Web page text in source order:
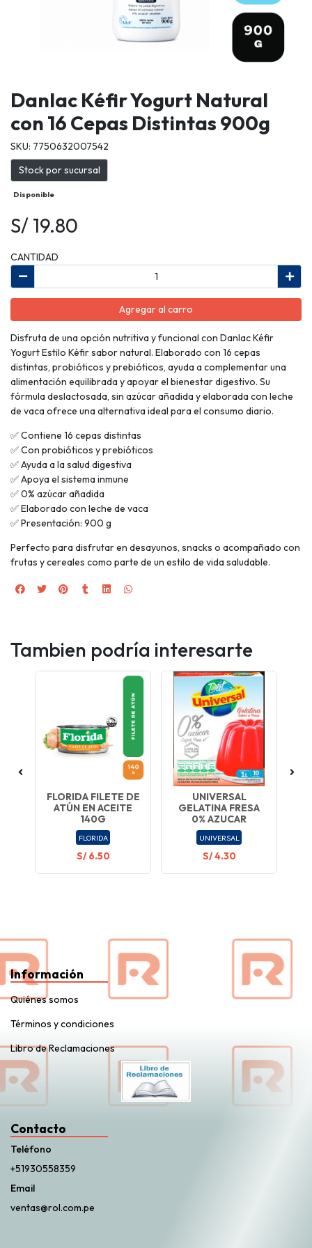
Danlac Kéfir Yogurt Natural
con 16 Cepas Distintas 900g
SKU: 7750632007542
Stock por sucursal
Disponible
S/ 19.80
CANTIDAD
Agregar al carro
Disfruta de una opción nutritiva y funcional con Danlac Kéfir
Yogurt Estilo Kéfir sabor natural. Elaborado con 16 cepas
distintas, probióticos y prebióticos, ayuda a complementar una
alimentación equilibrada y apoyar el bienestar digestivo. Su
fórmula deslactosada, sin azúcar añadida y elaborada con leche
de vaca ofrece una alternativa ideal para el consumo diario.
✅ Contiene 16 cepas distintas
✅ Con probióticos y prebióticos
✅ Ayuda a la salud digestiva
✅ Apoya el sistema inmune
✅ 0% azúcar añadida
✅ Elaborado con leche de vaca
✅ Presentación: 900 g
Perfecto para disfrutar en desayunos, snacks o acompañado con
frutas y cereales como parte de un estilo de vida saludable.
Tambien podría interesarte
FLORIDA FILETE DE
ATÚN EN ACEITE
140G
FLORIDA
S/ 6.50
UNIVERSAL
GELATINA FRESA
0% AZUCAR
UNIVERSAL
S/ 4.30
Información
Quiénes somos
Términos y condiciones
Libro de Reclamaciones
Contacto
Teléfono
+51930558359
Email
ventas@rol.com.pe